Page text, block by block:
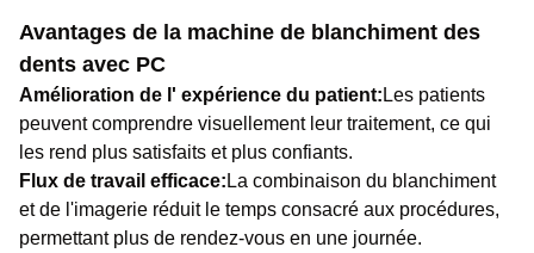
Avantages de la machine de blanchiment des
dents avec PC
Amélioration de l' expérience du patient: Les patients
peuvent comprendre visuellement leur traitement, ce qui
les rend plus satisfaits et plus confiants.
Flux de travail efficace: La combinaison du blanchiment
et de l'imagerie réduit le temps consacré aux procédures,
permettant plus de rendez-vous en une journée.